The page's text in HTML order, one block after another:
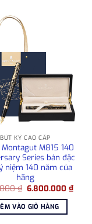
BÚT KÝ CAO CẤP
M815 140
Series bản đặc
niệm 140 năm của
hãng
₫ Giá
là:
7.950.000 ₫.
6.800.000₫Giá
hiện
VÀO GIỎ HÀNG